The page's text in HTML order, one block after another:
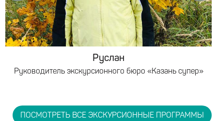
Руслан
Руководитель экскурсионного бюро «Казань супер»
ПОСМОТРЕТЬ ВСЕ ЭКСКУРСИОННЫЕ ПРОГРАММЫ